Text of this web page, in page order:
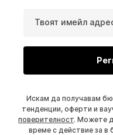
Твоят имейл
Искам да получавам
тенденции, оферти и
поверителност. Можете
време с действие за